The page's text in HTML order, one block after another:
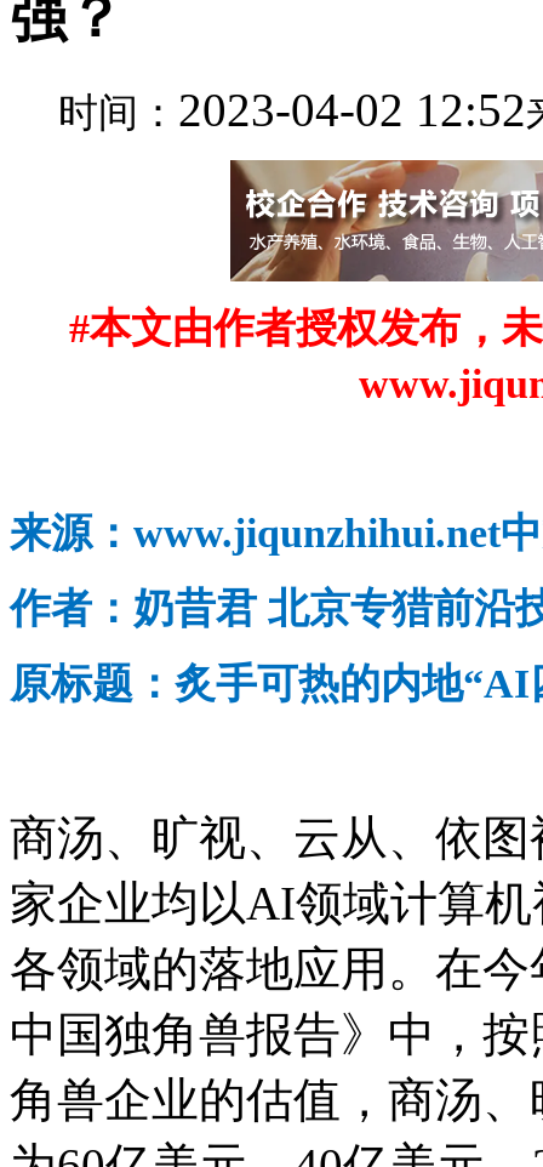
强？
时间： 2023-04-02 12:52
#本文由作者授权发布，
来源：www.jiqunzhihui.net
作者：奶昔君 北京专猎前沿
原标题：炙手可热的内地
商汤、旷视、云从、依
家企业均以AI领域计算
各领域的落地应用。在
中国独角兽报告》中，
角兽企业的估值，商汤